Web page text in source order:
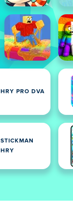
HRY PRO DVA
STICKMAN
HRY